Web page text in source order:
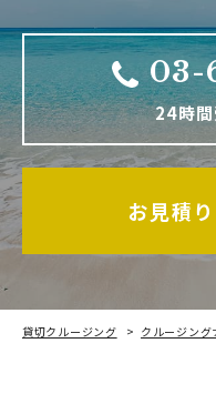
03-
24時
お見積
貸切クルージング クルージング